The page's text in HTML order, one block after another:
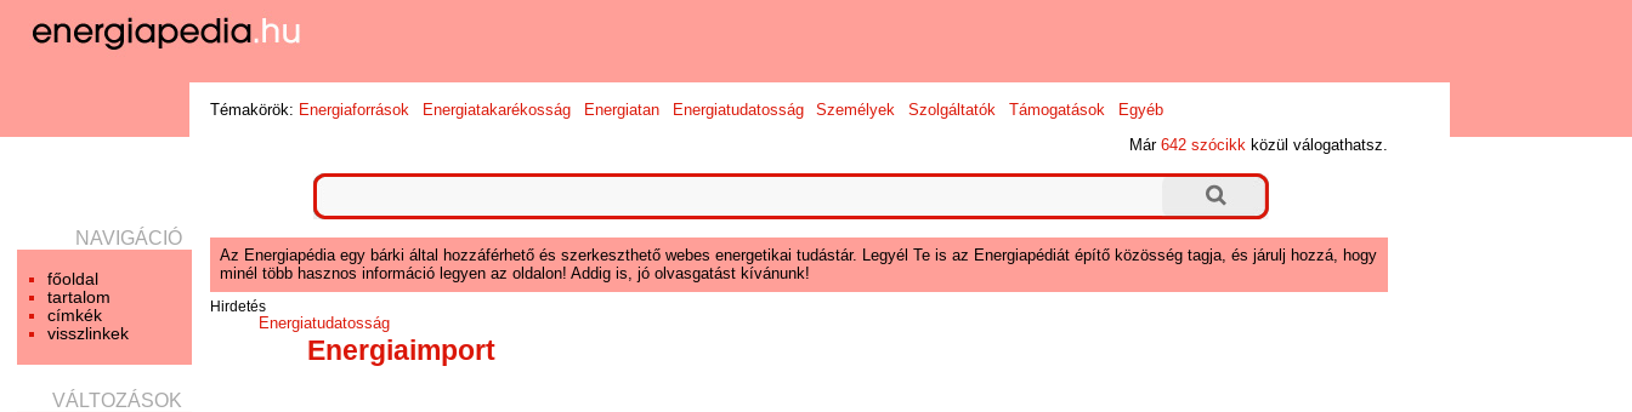
NAVIGÁCIÓ
főoldal
tartalom
címkék
visszlinkek
VÁLTOZÁSOK
Témakörök: Energiaforrások Energiatakarékosság Energiatan Energiatudatosság Személyek Szolgáltatók Támogatások
Egyéb
Már642 szócikk közül válogathatsz.
Az Energiapédia egy bárki által hozzáférhető és szerkeszthető webes energetikai tudástár. Legyél Te is az Energiapédiát építő közösség tagja, és járulj hozzá, hogy
minél több hasznos információ legyen az oldalon! Addig is, jó olvasgatást kívánunk!
Hirdetés
Energiatudatosság
Energiaimport